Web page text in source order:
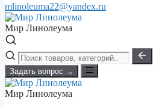
mlinoleuma22@yandex.ru
Мир Линолеума
Задать вопрос →
Мир Линолеума